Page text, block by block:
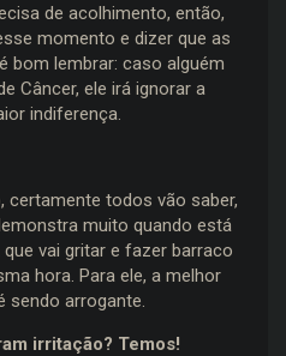
de acolhimento, então,
momento e dizer que as
bom lembrar: caso alguém
Câncer, ele irá ignorar a
indiferença.
certamente todos vão saber,
muito quando está
vai gritar e fazer barraco
hora. Para ele, a melhor
sendo arrogante.
irritação? Temos!